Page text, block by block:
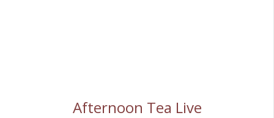
Afternoon Tea Live